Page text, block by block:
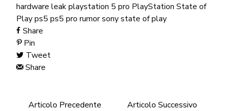
hardware leakplaystation 5 pro PlayStation State of
Playps5 ps5 pro rumorsonystate of play
Share
Pin
Tweet
Share
Articolo Precedente
Articolo Successivo